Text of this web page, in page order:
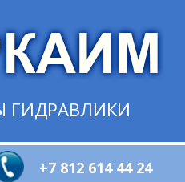
ГИДРАВЛИКИ
+7 812 614 44 24